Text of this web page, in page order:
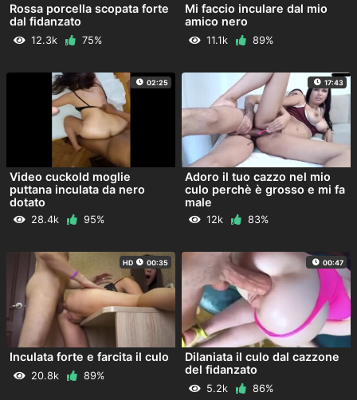
Rossa porcella scopata forte
dal fidanzato
12.3k 75%
Mi faccio inculare dal mio
amico nero
11.1k 89%
02:25
Video cuckold moglie
puttana inculata da nero
dotato
28.4k 95%
17:43
Adoro il tuo cazzo nel mio
culo perchè è grosso e mi fa
male
12k 83%
HD 00:35
Inculata forte e farcita il culo
20.8k 89%
00:47
Dilaniata il culo dal cazzone
del fidanzato
5.2k 86%